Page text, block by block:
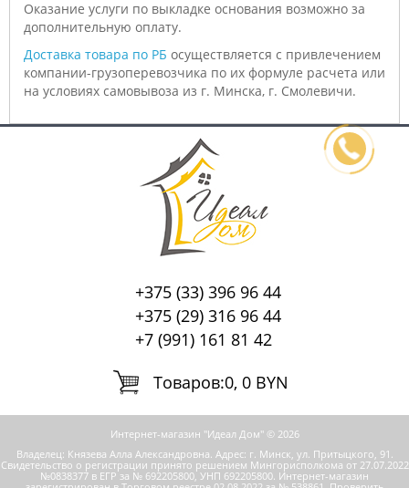
Оказание услуги по выкладке основания возможно за
дополнительную оплату.
Доставка товара по РБ осуществляется с привлечением
компании-грузоперевозчика по их формуле расчета или
на условиях самовывоза из г. Минска, г. Смолевичи.
+375 (33) 396 96 44
+375 (29) 316 96 44
+7 (991) 161 81 42
Tоваров:0, 0 BYN
Интернет-магазин "Идеал Дом" © 2026
Владелец: Князева Алла Александровна. Адрес: г. Минск, ул. Притыцкого, 91.
Свидетельство о регистрации принято решением Мингорисполкома от 27.07.2022
№0838377 в ЕГР за № 692205800, УНП 692205800. Интернет-магазин